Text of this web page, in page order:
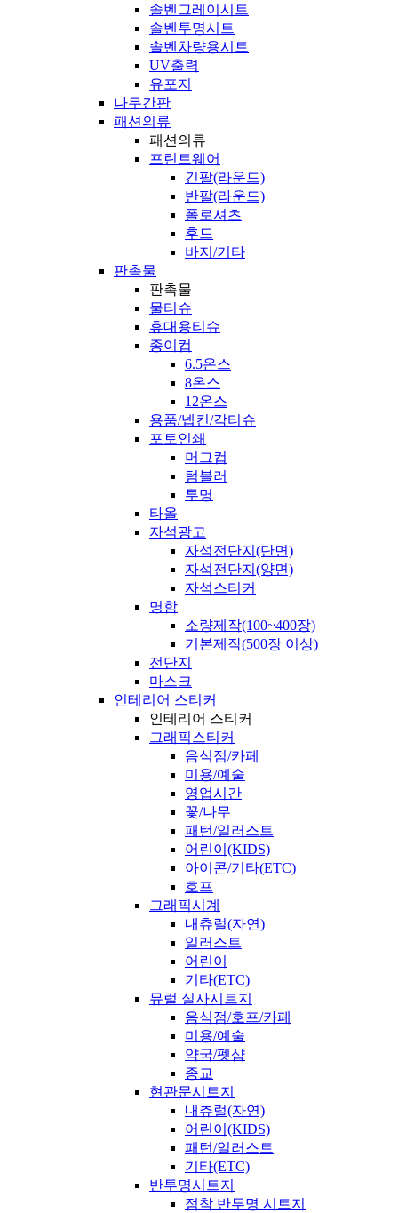
솔벤그레이시트
솔벤투명시트
솔벤차량용시트
UV출력
유포지
나무간판
패션의류
패션의류
프린트웨어
긴팔(라운드)
반팔(라운드)
폴로셔츠
후드
바지/기타
판촉물
판촉물
물티슈
휴대용티슈
종이컵
6.5온스
8온스
12온스
용품/넵킨/각티슈
포토인쇄
머그컵
텀블러
투명
타올
자석광고
자석전단지(단면)
자석전단지(양면)
자석스티커
명함
소량제작(100~400장)
기본제작(500장 이상)
전단지
마스크
인테리어 스티커
인테리어 스티커
그래픽스티커
음식점/카페
미용/예술
영업시간
꽃/나무
패턴/일러스트
어린이(KIDS)
아이콘/기타(ETC)
호프
그래픽시계
내츄럴(자연)
일러스트
어린이
기타(ETC)
뮤럴 실사시트지
음식점/호프/카페
미용/예술
약국/펫샵
종교
현관문시트지
내츄럴(자연)
어린이(KIDS)
패턴/일러스트
기타(ETC)
반투명시트지
점착 반투명 시트지